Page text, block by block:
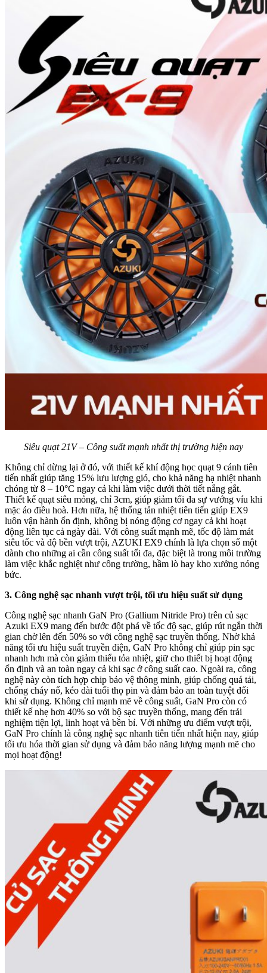
Siêu quạt 21V – Công suất mạnh nhất thị trường hiện nay
Không chỉ dừng lại ở đó, với thiết kế khí động học quạt 9 cánh tiên
tiến nhất giúp tăng 15% lưu lượng gió, cho khả năng hạ nhiệt nhanh
chóng từ 8 – 10°C ngay cả khi làm việc dưới thời tiết nắng gắt.
Thiết kế quạt siêu mỏng, chỉ 3cm, giúp giảm tối đa sự vướng víu khi
mặc áo điều hoà. Hơn nữa, hệ thống tản nhiệt tiên tiến giúp EX9
luôn vận hành ổn định, không bị nóng động cơ ngay cả khi hoạt
động liên tục cả ngày dài. Với công suất mạnh mẽ, tốc độ làm mát
siêu tốc và độ bền vượt trội, AZUKI EX9 chính là lựa chọn số một
dành cho những ai cần công suất tối đa, đặc biệt là trong môi trường
làm việc khắc nghiệt như công trường, hầm lò hay kho xưởng nóng
bức.
3. Công nghệ sạc nhanh vượt trội, tối ưu hiệu suất sử dụng
Công nghệ sạc nhanh GaN Pro (Gallium Nitride Pro) trên củ sạc
Azuki EX9 mang đến bước đột phá về tốc độ sạc, giúp rút ngắn thời
gian chờ lên đến 50% so với công nghệ sạc truyền thống. Nhờ khả
năng tối ưu hiệu suất truyền điện, GaN Pro không chỉ giúp pin sạc
nhanh hơn mà còn giảm thiểu tỏa nhiệt, giữ cho thiết bị hoạt động
ổn định và an toàn ngay cả khi sạc ở công suất cao. Ngoài ra, công
nghệ này còn tích hợp chip bảo vệ thông minh, giúp chống quá tải,
chống cháy nổ, kéo dài tuổi thọ pin và đảm bảo an toàn tuyệt đối
khi sử dụng. Không chỉ mạnh mẽ về công suất, GaN Pro còn có
thiết kế nhẹ hơn 40% so với bộ sạc truyền thống, mang đến trải
nghiệm tiện lợi, linh hoạt và bền bỉ. Với những ưu điểm vượt trội,
GaN Pro chính là công nghệ sạc nhanh tiên tiến nhất hiện nay, giúp
tối ưu hóa thời gian sử dụng và đảm bảo năng lượng mạnh mẽ cho
mọi hoạt động!